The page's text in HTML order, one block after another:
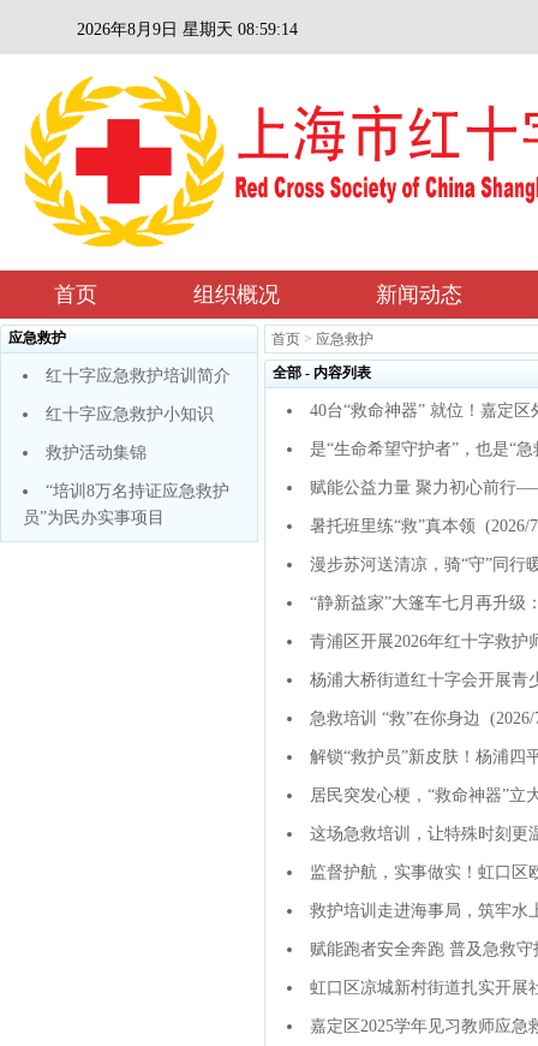
2026年8月9日 星期天 08:59:14
首页 组织概况 新闻动态
应急救护
红十字应急救护培训简介
红十字应急救护小知识
救护活动集锦
“培训8万名持证应急救护
员”为民办实事项目
首页 > 应急救护
全部 - 内容列表
40台“救命神器” 就位！嘉定
是“生命希望守护者”，也是“
赋能公益力量 聚力初心前行
暑托班里练“救”真本领 (2026/
漫步苏河送清凉，骑“守”同行
“静新益家”大篷车七月再升级
青浦区开展2026年红十字救护
杨浦大桥街道红十字会开展青
急救培训 “救”在你身边 (2026/
解锁“救护员”新皮肤！杨浦四
居民突发心梗，“救命神器”立
这场急救培训，让特殊时刻更
监督护航，实事做实！虹口区
救护培训走进海事局，筑牢水
赋能跑者安全奔跑 普及急救守
虹口区凉城新村街道扎实开展
嘉定区2025学年见习教师应急